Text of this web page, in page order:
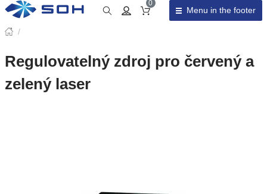
Cart total
0
Menu in the footer
/
Regulovatelný zdroj pro červený a
zelený laser